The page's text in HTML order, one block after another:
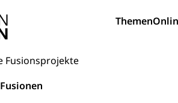
Themen
Fusionsprojekte